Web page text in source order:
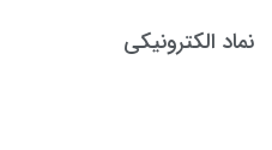
نماد الکترونیکی